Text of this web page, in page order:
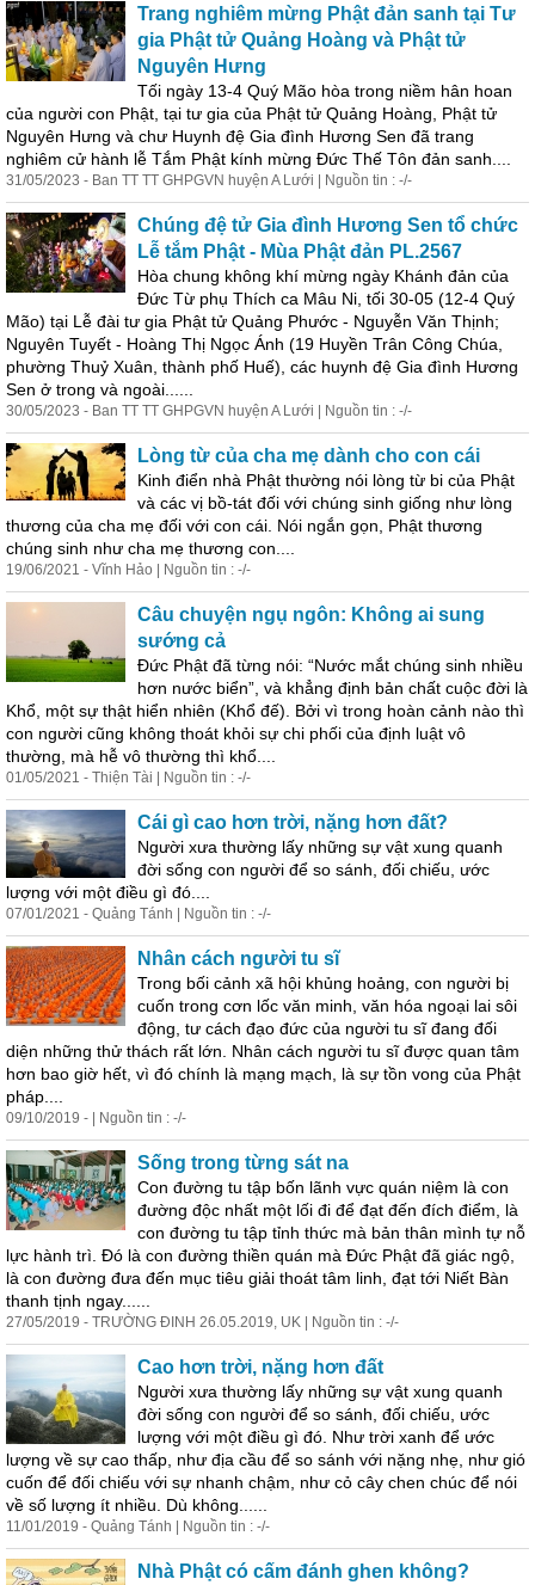
Trang nghiêm mừng Phật đản sanh tại Tư
gia Phật tử Quảng Hoàng và Phật tử
Nguyên Hưng
Tối ngày 13-4 Quý Mão hòa trong niềm hân hoan
của người con Phật, tại tư gia của Phật tử Quảng Hoàng, Phật tử
Nguyên Hưng và chư Huynh đệ Gia đình Hương Sen đã trang
nghiêm cử hành lễ Tắm Phật kính mừng Đức Thế Tôn đản sanh....
31/05/2023 - Ban TT TT GHPGVN huyện A Lưới | Nguồn tin : -/-
Chúng đệ tử Gia đình Hương Sen tổ chức
Lễ tắm Phật - Mùa Phật đản PL.2567
Hòa chung không khí mừng ngày Khánh đản của
Đức Từ phụ Thích ca Mâu Ni, tối 30-05 (12-4 Quý
Mão) tại Lễ đài tư gia Phật tử Quảng Phước - Nguyễn Văn Thịnh;
Nguyên Tuyết - Hoàng Thị Ngọc Ánh (19 Huyền Trân Công Chúa,
phường Thuỷ Xuân, thành phố Huế), các huynh đệ Gia đình Hương
Sen ở trong và ngoài......
30/05/2023 - Ban TT TT GHPGVN huyện A Lưới | Nguồn tin : -/-
Lòng từ của cha mẹ dành cho con cái
Kinh điển nhà Phật thường nói lòng từ bi của Phật
và các vị bồ-tát đối với chúng sinh giống như lòng
thương của cha mẹ đối với con cái. Nói ngắn gọn, Phật thương
chúng sinh như cha mẹ thương con....
19/06/2021 - Vĩnh Hảo | Nguồn tin : -/-
Câu chuyện ngụ ngôn: Không ai sung
sướng cả
Đức Phật đã từng nói: “Nước mắt chúng sinh nhiều
hơn nước biển”, và khẳng định bản chất cuộc đời là
Khổ, một sự thật hiển nhiên (Khổ đế). Bởi vì trong hoàn cảnh nào thì
con người cũng không thoát khỏi sự chi phối của định luật vô
thường, mà hễ vô thường thì khổ....
01/05/2021 - Thiện Tài | Nguồn tin : -/-
Cái gì cao hơn trời, nặng hơn đất?
Người xưa thường lấy những sự vật xung quanh
đời sống con người để so sánh, đối chiếu, ước
lượng với một điều gì đó....
07/01/2021 - Quảng Tánh | Nguồn tin : -/-
Nhân cách người tu sĩ
Trong bối cảnh xã hội khủng hoảng, con người bị
cuốn trong cơn lốc văn minh, văn hóa ngoại lai sôi
động, tư cách đạo đức của người tu sĩ đang đối
diện những thử thách rất lớn. Nhân cách người tu sĩ được quan tâm
hơn bao giờ hết, vì đó chính là mạng mạch, là sự tồn vong của Phật
pháp....
09/10/2019 - | Nguồn tin : -/-
Sống trong từng sát na
Con đường tu tập bốn lãnh vực quán niệm là con
đường độc nhất một lối đi để đạt đến đích điểm, là
con đường tu tập tỉnh thức mà bản thân mình tự nỗ
lực hành trì. Đó là con đường thiền quán mà Đức Phật đã giác ngộ,
là con đường đưa đến mục tiêu giải thoát tâm linh, đạt tới Niết Bàn
thanh tịnh ngay......
27/05/2019 - TRƯỜNG ĐINH 26.05.2019, UK | Nguồn tin : -/-
Cao hơn trời, nặng hơn đất
Người xưa thường lấy những sự vật xung quanh
đời sống con người để so sánh, đối chiếu, ước
lượng với một điều gì đó. Như trời xanh để ước
lượng về sự cao thấp, như địa cầu để so sánh với nặng nhẹ, như gió
cuốn để đối chiếu với sự nhanh chậm, như cỏ cây chen chúc để nói
về số lượng ít nhiều. Dù không......
11/01/2019 - Quảng Tánh | Nguồn tin : -/-
Nhà Phật có cấm đánh ghen không?